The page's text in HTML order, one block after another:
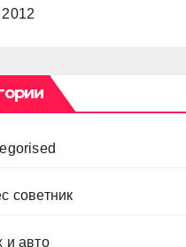
советник
и авто